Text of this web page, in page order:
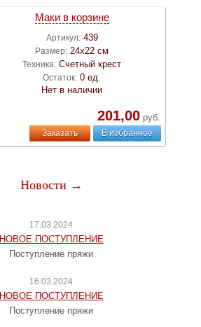
Маки в корзине
Артикул: 439
Размер: 24х22 см
Техника: Счетный крест
Остаток: 0 ед.
Нет в наличии
201,00руб.
Заказать В избранное
Новости →
17.03.2024
НОВОЕ ПОСТУПЛЕНИЕ
Поступление пряжи
16.03.2024
НОВОЕ ПОСТУПЛЕНИЕ
Поступление пряжи